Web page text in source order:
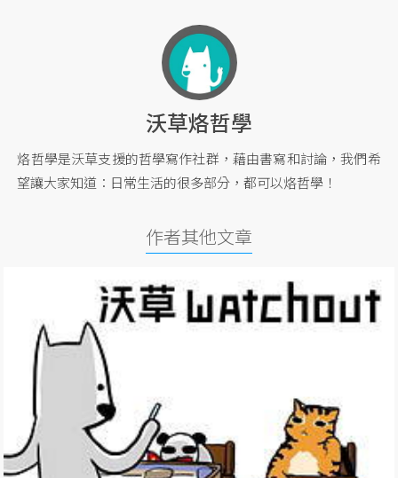
沃草烙哲學
烙哲學是沃草支援的哲學寫作社群，藉由書寫和討論，我們希
望讓大家知道：日常生活的很多部分，都可以烙哲學！
作者其他文章